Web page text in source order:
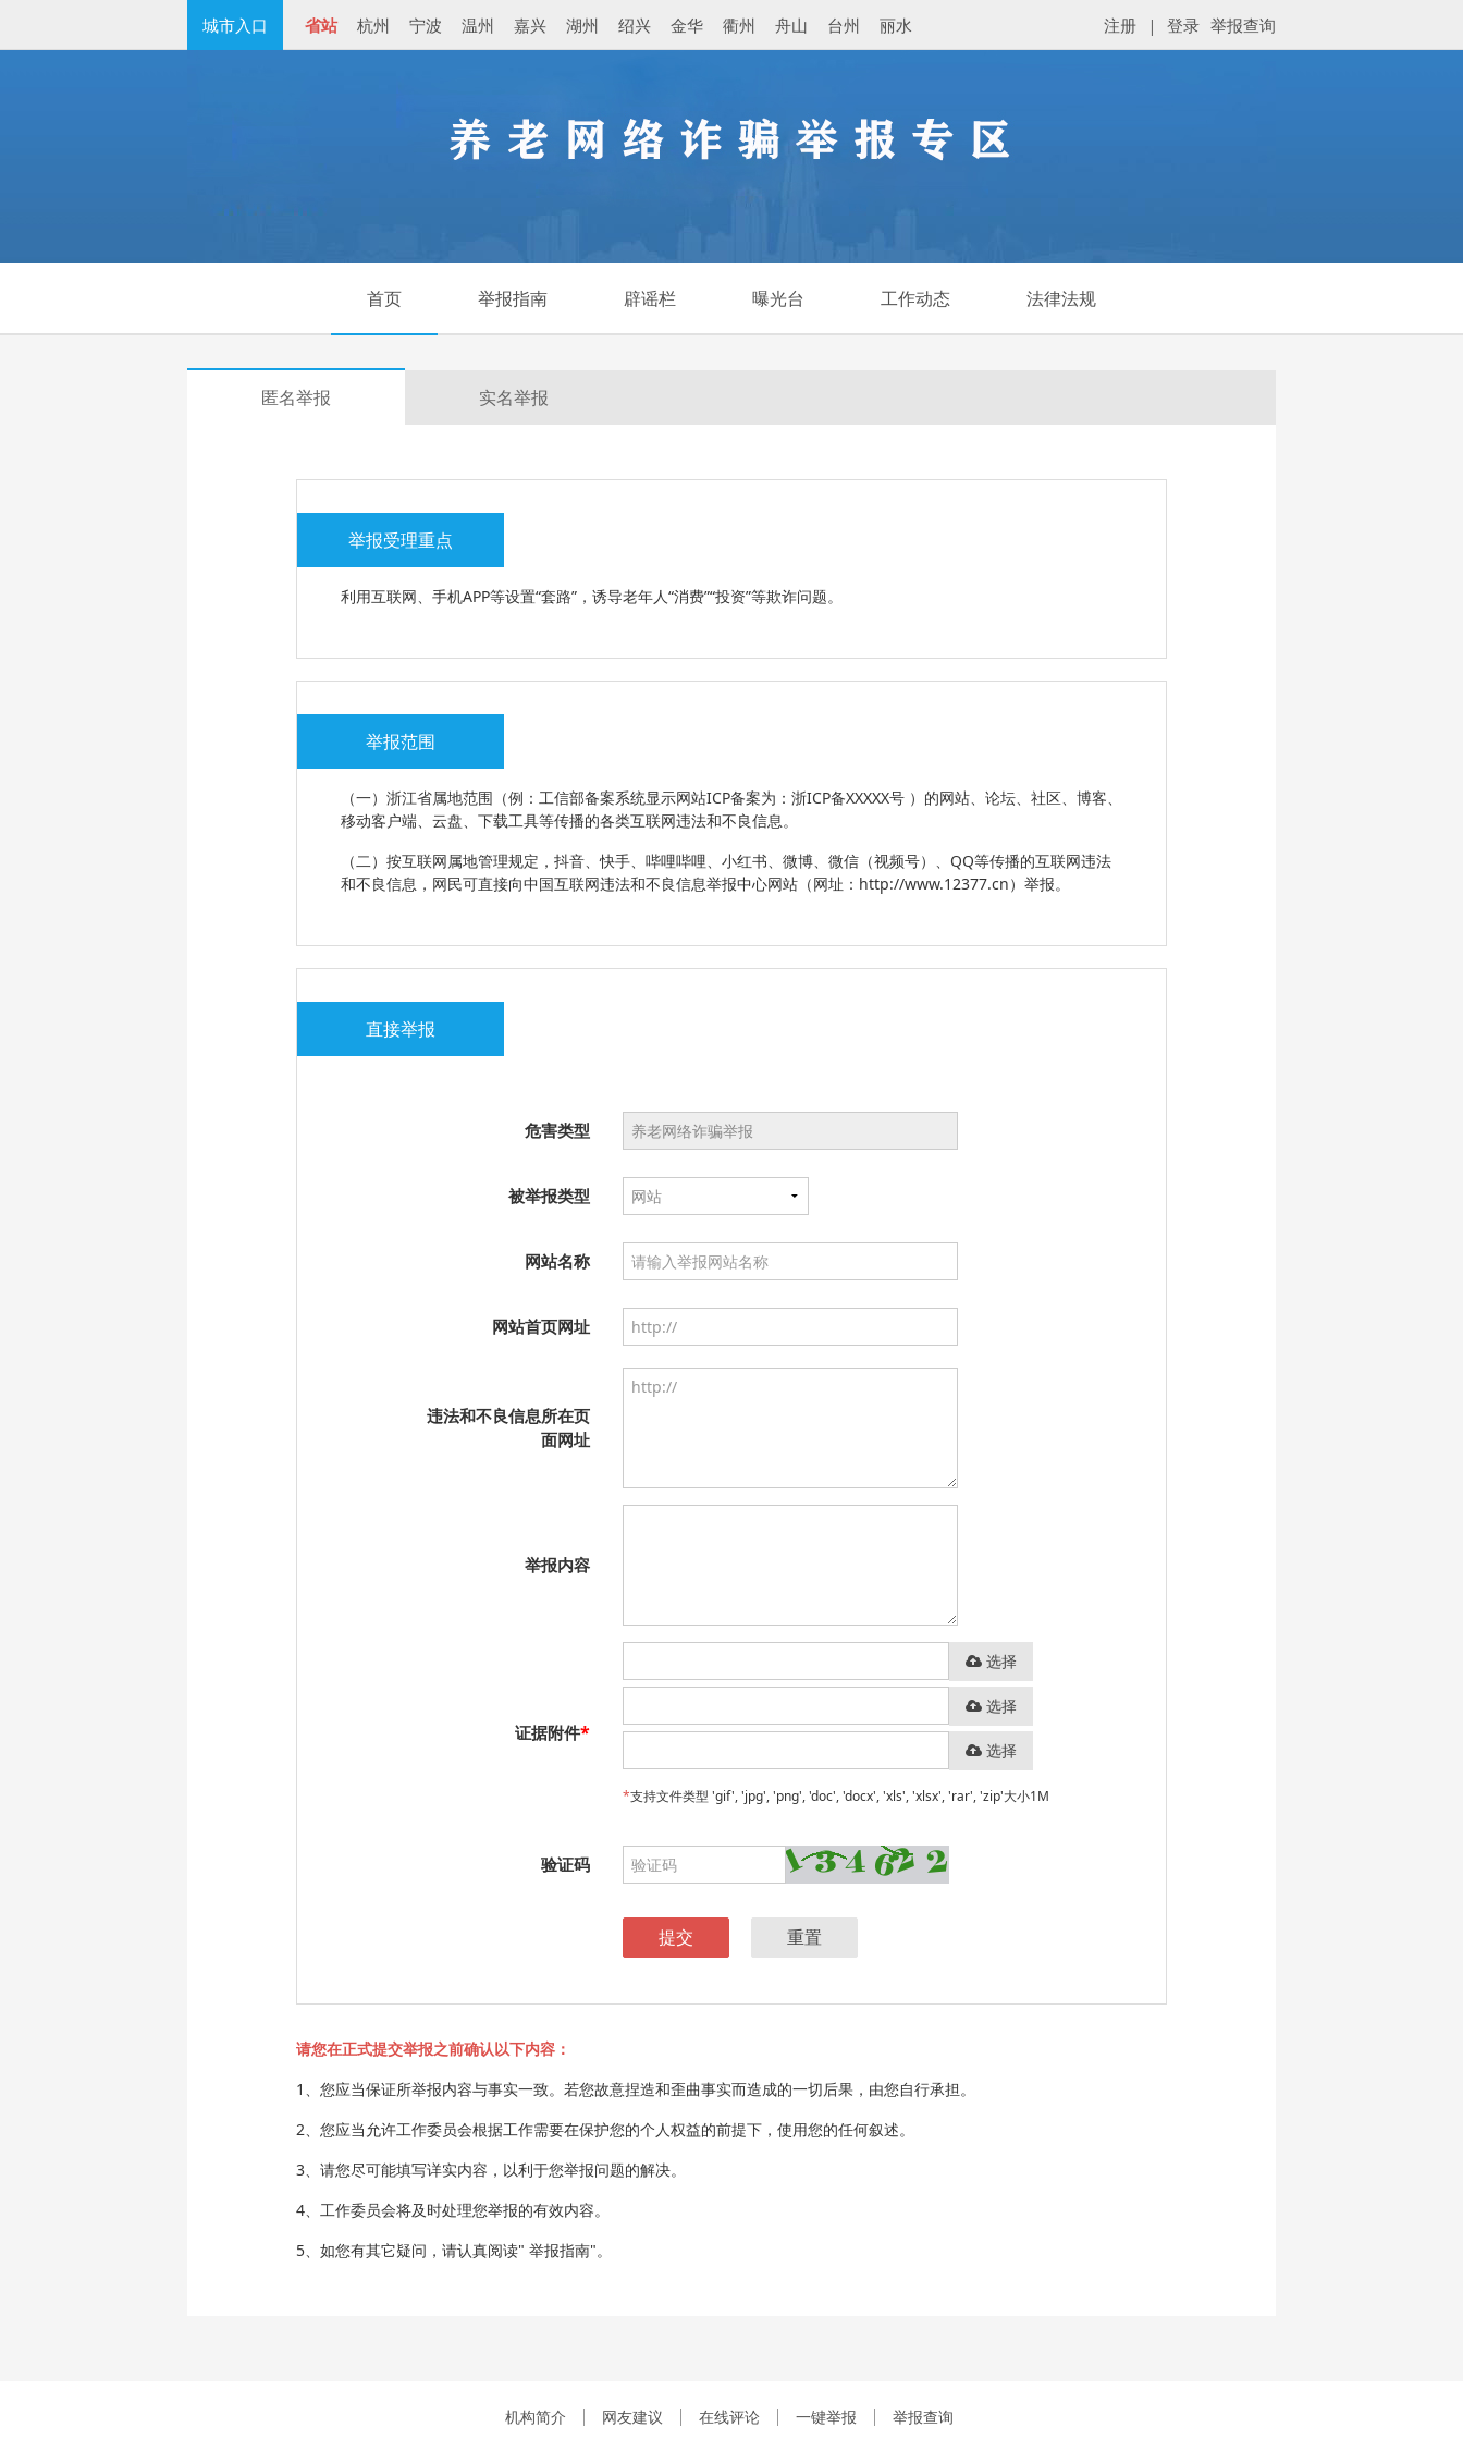
城市入口 省站 杭州 宁波 温州 嘉兴 湖州 绍兴 金华 衢州 舟山 台州 丽水 举报查询
登录
|
注册
首页 举报指南 辟谣栏 曝光台 工作动态 法律法规
匿名举报 实名举报
举报受理重点
利用互联网、手机APP等设置“套路”，诱导老年人“消费”“投资”等欺诈问题。
举报范围
（一）浙江省属地范围（例：工信部备案系统显示网站ICP备案为：浙ICP备XXXXX号 ）的网站、论坛、社区、博客、
移动客户端、云盘、下载工具等传播的各类互联网违法和不良信息。
（二）按互联网属地管理规定，抖音、快手、哔哩哔哩、小红书、微博、微信（视频号）、QQ等传播的互联网违法
和不良信息，网民可直接向中国互联网违法和不良信息举报中心网站（网址：http://www.12377.cn）举报。
直接举报
危害类型
被举报类型
网站名称
网站首页网址
违法和不良信息所在页
面网址
举报内容
证据附件*
选择
选择
选择
*支持文件类型 'gif', 'jpg', 'png', 'doc', 'docx', 'xls', 'xlsx', 'rar', 'zip'大小1M
验证码
提交 重置
请您在正式提交举报之前确认以下内容：
1、您应当保证所举报内容与事实一致。若您故意捏造和歪曲事实而造成的一切后果，由您自行承担。
2、您应当允许工作委员会根据工作需要在保护您的个人权益的前提下，使用您的任何叙述。
3、请您尽可能填写详实内容，以利于您举报问题的解决。
4、工作委员会将及时处理您举报的有效内容。
5、如您有其它疑问，请认真阅读" 举报指南"。
机构简介 网友建议 在线评论 一键举报 举报查询